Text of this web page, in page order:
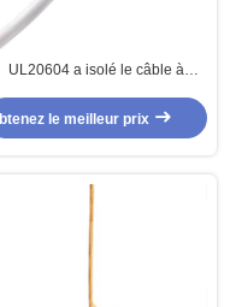
UL20604 a isolé le câble à
pour allumer A.W.G. 2 x 18
le meilleur prix